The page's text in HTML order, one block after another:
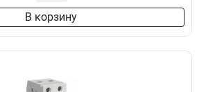
В корзину